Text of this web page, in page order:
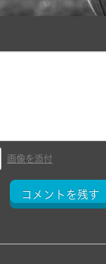
画像を添付
コメントを残す